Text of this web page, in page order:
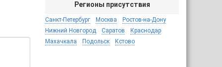
Регионы присутствия
Санкт-Петербург Москва
Ростов-на-Дону
Нижний Новгород
Саратов
Краснодар
Махачкала
Подольск Кстово